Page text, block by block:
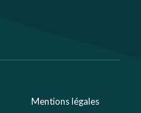
Mentions légales